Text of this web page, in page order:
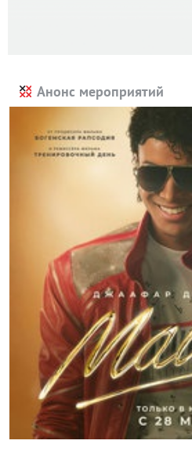
Анонс мероприятий